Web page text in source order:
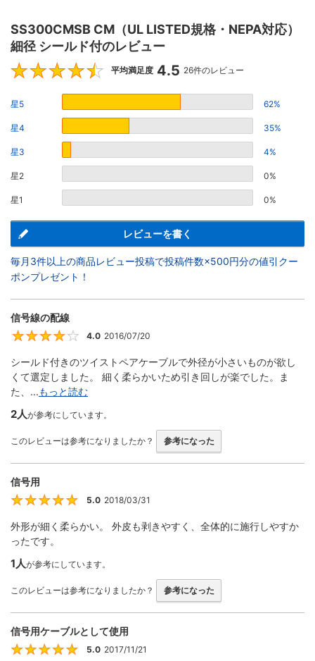
SS300CMSB CM（UL LISTED規格・NEPA対応）
細径 シールド付のレビュー
4.5
平均満足度 4.5 26件のレビュー
星5 62%
星4 35%
星3 4%
星2 0%
星1 0%
レビューを書く
毎月3件以上の商品レビュー投稿で投稿件数×500円分の値引クー
ポンプレゼント！
信号線の配線
4
4.0 2016/07/20
シールド付きのツイストペアケーブルで外径が小さいものが欲し
くて選定しました。 細く柔らかいため引き回しが楽でした。ま
た、...もっと読む
2人が参考にしています。
このレビューは参考になりましたか？ 参考になった
信号用
5
5.0 2018/03/31
外形が細く柔らかい。 外皮も剥きやすく、全体的に施行しやすか
ったです。
1人が参考にしています。
このレビューは参考になりましたか？ 参考になった
信号用ケーブルとして使用
5.0 2017/11/21